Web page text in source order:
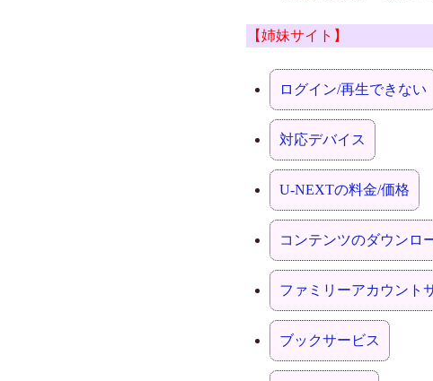
【姉妹サイト】
ログイン/再生できない
対応デバイス
U-NEXTの料金/価格
コンテンツのダウンロ
ファミリーアカウント
ブックサービス